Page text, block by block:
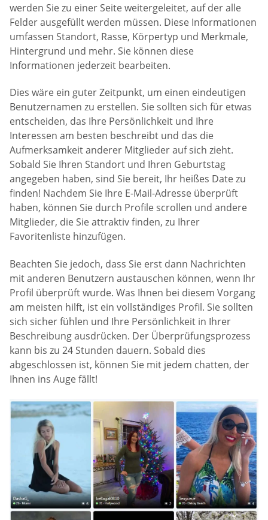
werden Sie zu einer Seite weitergeleitet, auf der alle
Felder ausgefüllt werden müssen. Diese Informationen
umfassen Standort, Rasse, Körpertyp und Merkmale,
Hintergrund und mehr. Sie können diese
Informationen jederzeit bearbeiten.
Dies wäre ein guter Zeitpunkt, um einen eindeutigen
Benutzernamen zu erstellen. Sie sollten sich für etwas
entscheiden, das Ihre Persönlichkeit und Ihre
Interessen am besten beschreibt und das die
Aufmerksamkeit anderer Mitglieder auf sich zieht.
Sobald Sie Ihren Standort und Ihren Geburtstag
angegeben haben, sind Sie bereit, Ihr heißes Date zu
finden! Nachdem Sie Ihre E-Mail-Adresse überprüft
haben, können Sie durch Profile scrollen und andere
Mitglieder, die Sie attraktiv finden, zu Ihrer
Favoritenliste hinzufügen.
Beachten Sie jedoch, dass Sie erst dann Nachrichten
mit anderen Benutzern austauschen können, wenn Ihr
Profil überprüft wurde. Was Ihnen bei diesem Vorgang
am meisten hilft, ist ein vollständiges Profil. Sie sollten
sich sicher fühlen und Ihre Persönlichkeit in Ihrer
Beschreibung ausdrücken. Der Überprüfungsprozess
kann bis zu 24 Stunden dauern. Sobald dies
abgeschlossen ist, können Sie mit jedem chatten, der
Ihnen ins Auge fällt!